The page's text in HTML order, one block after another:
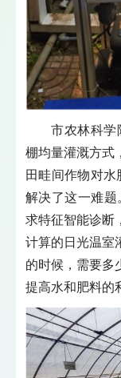
市农林科学
棚均量灌溉方式
田畦间作物对水
解决了这一难题
求特征智能诊断
计算的日光温室
的时候，需要多
提高水和肥料的